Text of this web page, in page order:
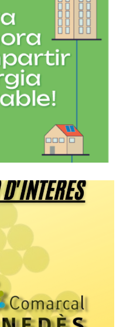
El Que
Crear Una
Local
De
Baix Penedès